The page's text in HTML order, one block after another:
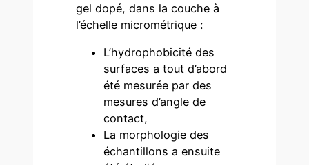
gel dopé, dans la couche à
l’échelle micrométrique :
L’hydrophobicité des
surfaces a tout d’abord
été mesurée par des
mesures d’angle de
contact,
La morphologie des
échantillons a ensuite